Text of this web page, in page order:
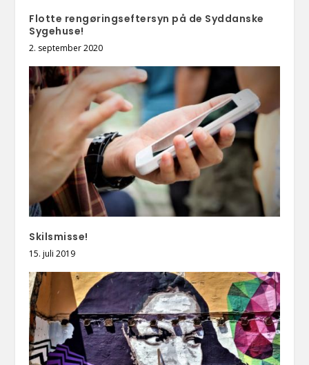
Flotte rengøringseftersyn på de Syddanske
Sygehuse!
2. september 2020
Skilsmisse!
15. juli 2019